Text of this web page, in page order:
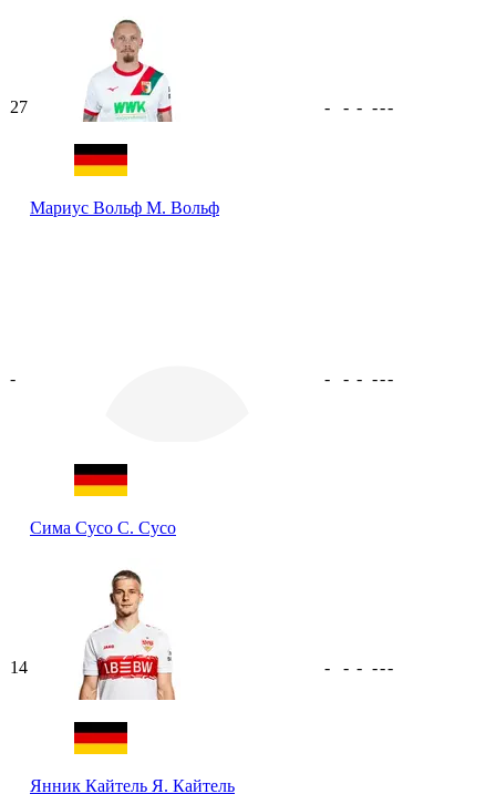
27
Мариус Вольф М. Вольф
- - - ---
-
Сима Сусо С. Сусо
- - - ---
14
Янник Кайтель Я. Кайтель
- - - ---